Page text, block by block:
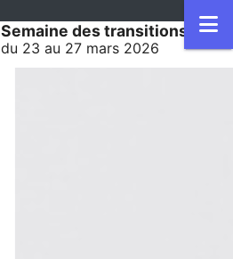
Semaine des transitions
du 23 au 27 mars 2026